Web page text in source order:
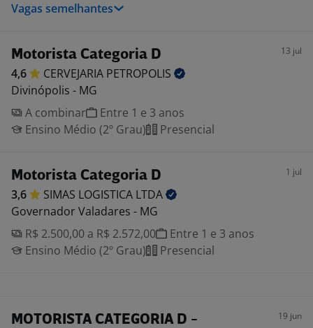
Vagas semelhantes
Motorista Categoria D 13 jul
4,6 CERVEJARIA PETROPOLIS
Divinópolis - MG
A combinar
Entre 1 e 3 anos
Ensino Médio (2º Grau)
Presencial
Motorista Categoria D 1 jul
3,6 SIMAS LOGISTICA LTDA
Governador Valadares - MG
R$ 2.500,00 a R$ 2.572,00
Entre 1 e 3 anos
Ensino Médio (2º Grau)
Presencial
MOTORISTA CATEGORIA D -
19 jun